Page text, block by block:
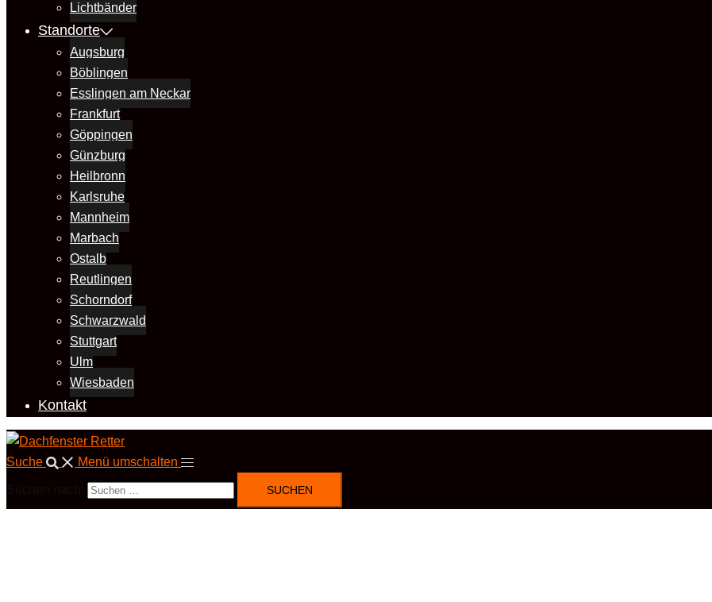
Lichtbänder
Standorte
Augsburg
Böblingen
Esslingen am Neckar
Frankfurt
Göppingen
Günzburg
Heilbronn
Karlsruhe
Mannheim
Marbach
Ostalb
Reutlingen
Schorndorf
Schwarzwald
Stuttgart
Ulm
Wiesbaden
Kontakt
Suche Menü umschalten